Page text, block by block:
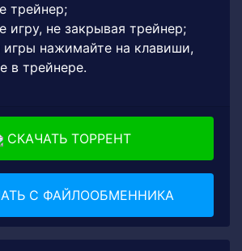
трейнер;
игру, не закрывая трейнер;
нажимайте на клавиши,
в трейнере.
СКАЧАТЬ ТОРРЕНТ
С ФАЙЛООБМЕННИКА